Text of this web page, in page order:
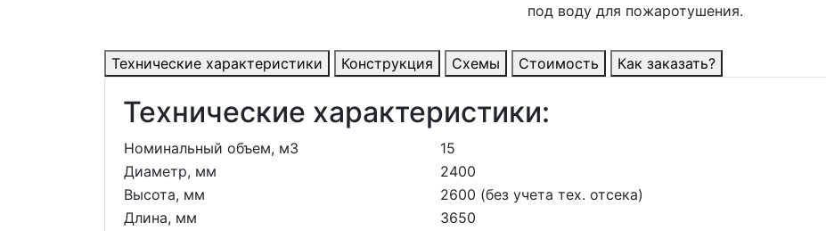
под воду для пожаротушения.
Технические характеристики Конструкция Схемы Стоимость Как заказать?
Технические характеристики:
Номинальный объем, м3
15
Диаметр, мм
2400
Высота, мм
2600 (без учета тех. отсека)
Длина, мм
3650